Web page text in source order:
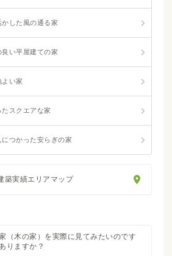
かした風の通る家
良い平屋建ての家
よい家
たスクエアな家
につかった安らぎの家
築実績エリアマップ
（木の家）を実際に見てみたいのです
りますか？